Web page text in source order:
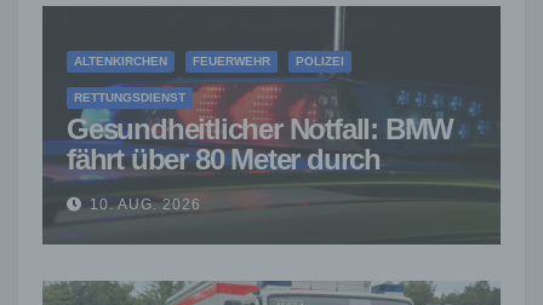
ALTENKIRCHEN FEUERWEHR POLIZEI
RETTUNGSDIENST
Gesundheitlicher Notfall: BMW
fährt über 80 Meter durch
Vorgärten in Birken-
Honigsessen
10. AUG. 2026